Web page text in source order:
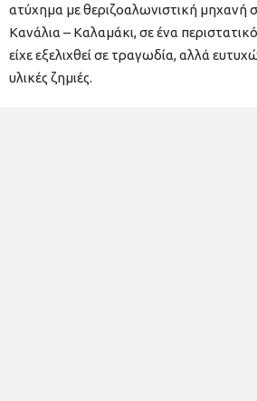
ατύχημα με θεριζοαλωνιστική μηχανή
Κανάλια – Καλαμάκι, σε ένα
είχε εξελιχθεί σε τραγωδία, αλλά
υλικές ζημιές.